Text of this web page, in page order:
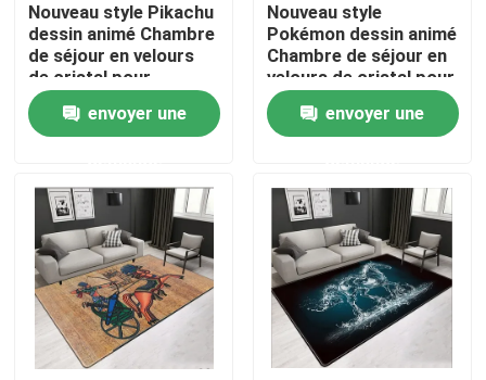
Maison
PRODUITS
vidéos
AU SUJET DES USA
Visite d'usine
Nouveau style Pikachu
dessin animé Chambre
de séjour en velours
de cristal pour
enfants, Chambre à
coucher Chambre de
séjour Tapis de sol
envoyer une
Nouveau style
Pokémon dessin animé
Chambre de séjour en
velours de cristal pour
enfants, Chambre à
coucher Chambre de
séjour Tapis de sol
envoyer une